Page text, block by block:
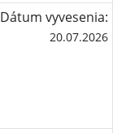
Dátum vyvesenia:
20.07.2026